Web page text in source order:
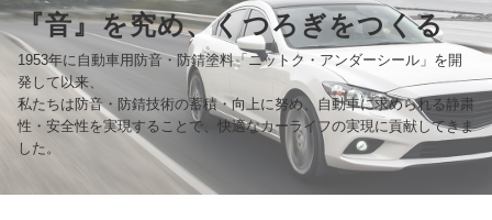
『音』を究め、くつろぎをつくる
1953年に自動車用防音・防錆塗料「ニットク・アンダーシール」を開
発して以来、
私たちは防音・防錆技術の蓄積・向上に努め、自動車に求められる静粛
性・安全性を実現することで、快適なカーライフの実現に貢献してきま
した。